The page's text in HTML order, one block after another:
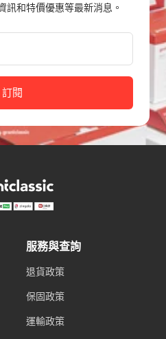
訊和特價優惠等最新消息。
訂閱
服務與查詢
退貨政策
保固政策
運輸政策